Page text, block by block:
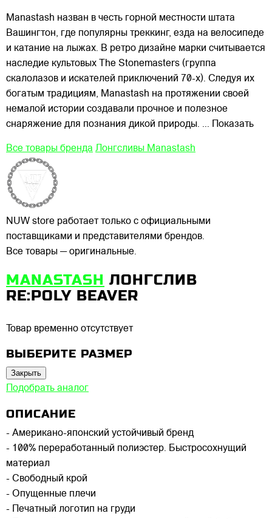
Manastash назван в честь горной местности штата
Вашингтон, где популярны треккинг, езда на велосипеде
и катание на лыжах. В ретро дизайне марки считывается
наследие культовых The Stonemasters (группа
скалолазов и искателей приключений 70-х). Следуя их
богатым традициям, Manastash на протяжении своей
немалой истории создавали прочное и полезное
снаряжение для познания дикой природы. ... Показать
Все товары бренда Лонгсливы Manastash
NUW store работает только с официальными
поставщиками и представителями брендов.
Все товары — оригинальные.
MANASTASH ЛОНГСЛИВ
RE:POLY BEAVER
Товар временно отсутствует
ВЫБЕРИТЕ РАЗМЕР
Закрыть
Подобрать аналог
ОПИСАНИЕ
- Американо-японский устойчивый бренд
- 100% переработанный полиэстер. Быстросохнущий
материал
- Свободный крой
- Опущенные плечи
- Печатный логотип на груди